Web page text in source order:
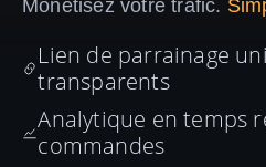
Monétisez votre trafic.
Lien de parrainage
transparents
Analytique en temps
commandes